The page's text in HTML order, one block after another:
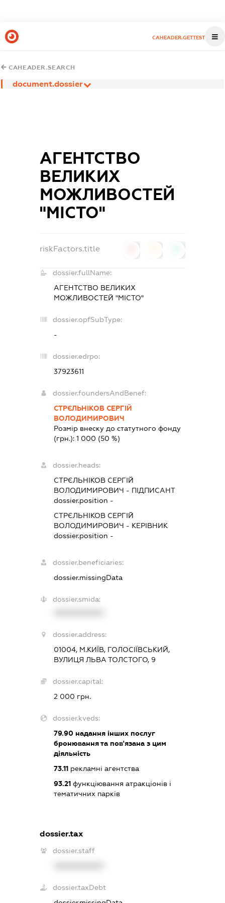
CAHEADER.GETTEST
CAHEADER.SEARCH
document.dossier
АГЕНТСТВО
ВЕЛИКИХ
МОЖЛИВОСТЕЙ
"МІСТО"
riskFactors.title
dossier.fullName:
АГЕНТСТВО ВЕЛИКИХ
МОЖЛИВОСТЕЙ "МІСТО"
dossier.opfSubType:
-
dossier.edrpo:
37923611
dossier.foundersAndBenef:
СТРЄЛЬНІКОВ СЕРГІЙ
ВОЛОДИМИРОВИЧ
Розмір внеску до статутного фонду
(грн.): 1 000 (50 %)
dossier.heads:
СТРЄЛЬНІКОВ СЕРГІЙ
ВОЛОДИМИРОВИЧ - ПІДПИСАНТ
dossier.position -
СТРЄЛЬНІКОВ СЕРГІЙ
ВОЛОДИМИРОВИЧ - КЕРІВНИК
dossier.position -
dossier.beneficiaries:
dossier.missingData
dossier.smida:
dossier.address:
01004, М.КИЇВ, ГОЛОСІЇВСЬКИЙ,
ВУЛИЦЯ ЛЬВА ТОЛСТОГО, 9
dossier.capital:
2 000 грн.
dossier.kveds:
79.90надання інших послуг
бронювання та пов'язана з цим
діяльність
73.11рекламні агентства
93.21функціювання атракціонів і
тематичних парків
dossier.tax
dossier.staff
dossier.taxDebt